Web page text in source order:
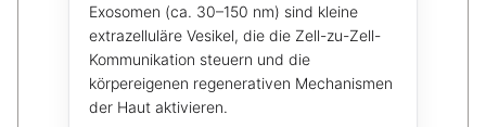
Exosomen (ca. 30–150 nm) sind kleine
extrazelluläre Vesikel, die die Zell-zu-Zell-
Kommunikation steuern und die
körpereigenen regenerativen Mechanismen
der Haut aktivieren.